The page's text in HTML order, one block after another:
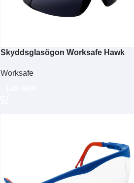
Skyddsglasögon Worksafe Hawk
Worksafe